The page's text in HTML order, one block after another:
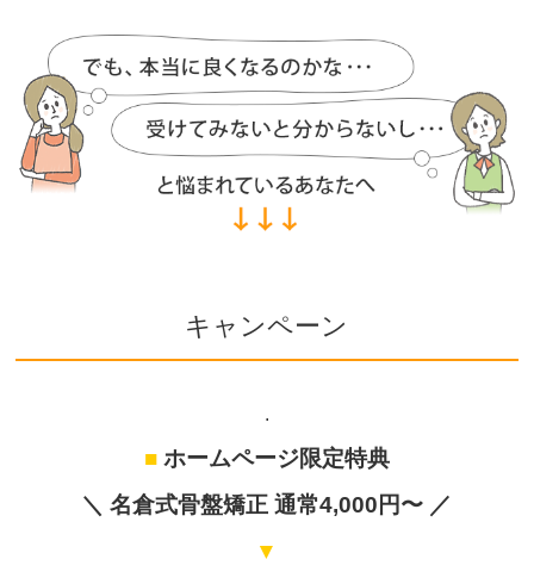
キャンペーン
.
■ホームページ限定特典
＼名倉式骨盤矯正 通常4,000円〜 ／
▼